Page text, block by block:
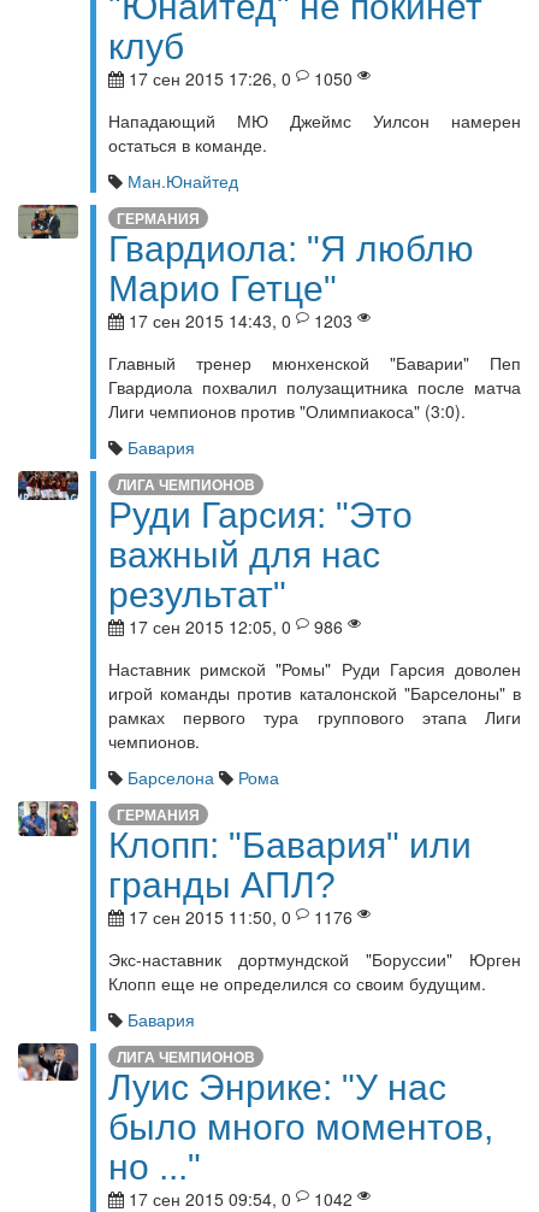
клуб
17 сен 2015 17:26, 0
1050
Нападающий МЮ Джеймс Уилсон намерен
остаться в команде.
Ман.Юнайтед
ГЕРМАНИЯ
Гвардиола: "Я люблю
Марио Гетце"
17 сен 2015 14:43, 0
1203
Главный тренер мюнхенской "Баварии" Пеп
Гвардиола похвалил полузащитника после матча
Лиги чемпионов против "Олимпиакоса" (3:0).
Бавария
ЛИГА ЧЕМПИОНОВ
Руди Гарсия: "Это
важный для нас
результат"
17 сен 2015 12:05, 0
986
Наставник римской "Ромы" Руди Гарсия доволен
игрой команды против каталонской "Барселоны" в
рамках первого тура группового этапа Лиги
чемпионов.
Барселона
Рома
ГЕРМАНИЯ
Клопп: "Бавария" или
гранды АПЛ?
17 сен 2015 11:50, 0
1176
Экс-наставник дортмундской "Боруссии" Юрген
Клопп еще не определился со своим будущим.
Бавария
ЛИГА ЧЕМПИОНОВ
Луис Энрике: "У нас
было много моментов,
но ..."
17 сен 2015 09:54, 0
1042